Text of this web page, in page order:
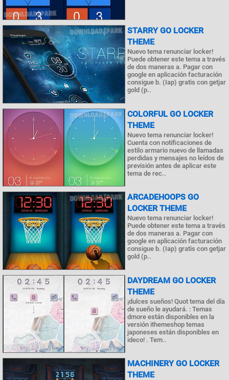
STARRY GO LOCKER
THEME
Nuevo tema renunciar locker!
Puede obtener este tema a través
de dos maneras a. Pagar con
google en aplicación facturación
consigue b. (Iap) gratis con getjar
gold (p..
COLORFUL GO LOCKER
THEME
Nuevo tema renunciar locker!
Cuenta con notificaciones de
estilo armario nuevo de llamadas
perdidas y mensajes no leídos de
previsión antes de aplicar este
tema de rec..
ARCADEHOOPS GO
LOCKER THEME
Nuevo tema renunciar locker!
Puede obtener este tema a través
de dos maneras a. Pagar con
google en aplicación facturación
consigue b. (Iap) gratis con getjar
gold (p..
DAYDREAM GO LOCKER
THEME
¡dulces sueños! Quot tema del día
de sueño le ayudará. : Temas
dmore están disponibles en la
versión ithemeshop temas
japoneses están disponibles en
ideco! . Tem..
MACHINERY GO LOCKER
THEME